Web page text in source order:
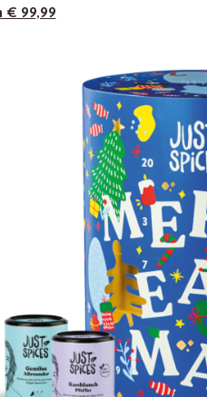
€ 99,99